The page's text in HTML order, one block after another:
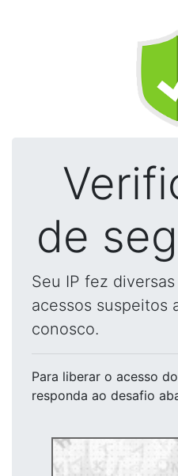
de
Seu IP fez
acessos suspeitos
conosco.
Para liberar o acesso
responda ao desafio